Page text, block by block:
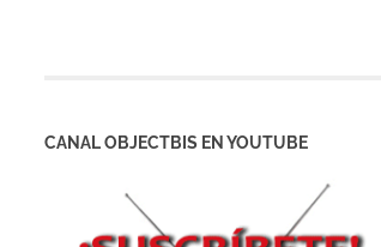
CANAL OBJECTBIS EN YOUTUBE